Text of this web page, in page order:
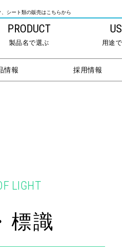
、シート類の販売はこちらから
PRODUCT
製品名で選ぶ 用途
情報 採用情報
LIGHT
標識